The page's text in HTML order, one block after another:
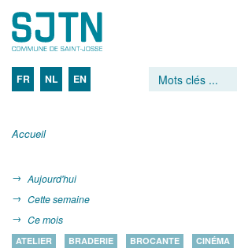
FR NL EN
Accueil
Aujourd'hui
Cette semaine
Ce mois
ATELIER BRADERIE BROCANTE CINÉMA